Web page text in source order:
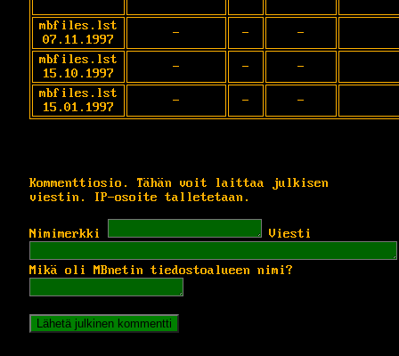
mbfiles.lst
07.11.1997
- -
-
mbfiles.lst
15.10.1997
- -
-
mbfiles.lst
15.01.1997
- - -
Kommenttiosio. Tähän voit laittaa julkisen
viestin. IP-osoite talletetaan.
Nimimerkki Viesti
Mikä oli MBnetin tiedostoalueen nimi?